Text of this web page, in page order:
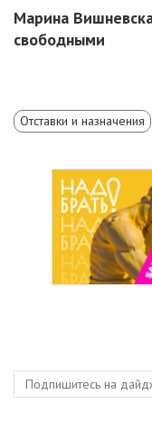
Марина
свободными
Отставки и назначения